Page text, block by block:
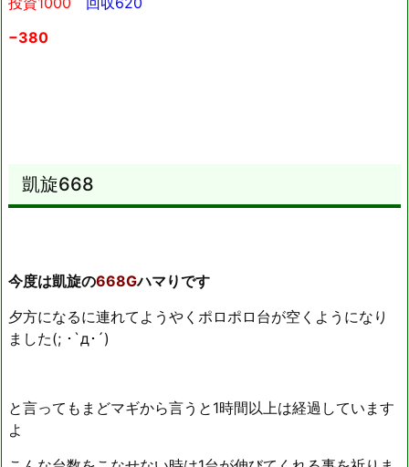
−380
凱旋668
今度は凱旋の668Gハマりです
夕方になるに連れてようやくポロポロ台が空くようになり
ました(; ･`д･´)
と言ってもまどマギから言うと1時間以上は経過しています
よ